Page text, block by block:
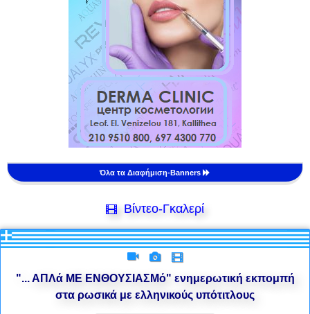
Όλα τα Διαφήμιση-Banners
Βίντεο-Γκαλερί
"... ΑΠΛά ΜΕ ΕΝΘΟΥΣΙΑΣΜό" ενημερωτική εκπομπή
στα ρωσικά με ελληνικούς υπότιτλους